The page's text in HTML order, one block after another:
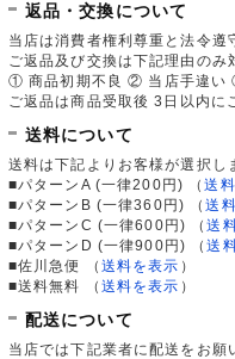
返品・交換について
当店は消費者権利尊重と法令遵
ご返品及び交換は下記理由のみ
① 商品初期不良 ② 当店手違い
ご返品は商品受取後 3日以内に
送料について
送料は下記よりお客様が選択し
■パターンA (一律200円)
（送
■パターンB (一律360円)
（送
■パターンC (一律600円)
（送
■パターンD (一律900円)
（送
■佐川急便
（ 送料を表示 ）
■送料無料
（ 送料を表示 ）
配送について
当店では下記業者に配送をお願